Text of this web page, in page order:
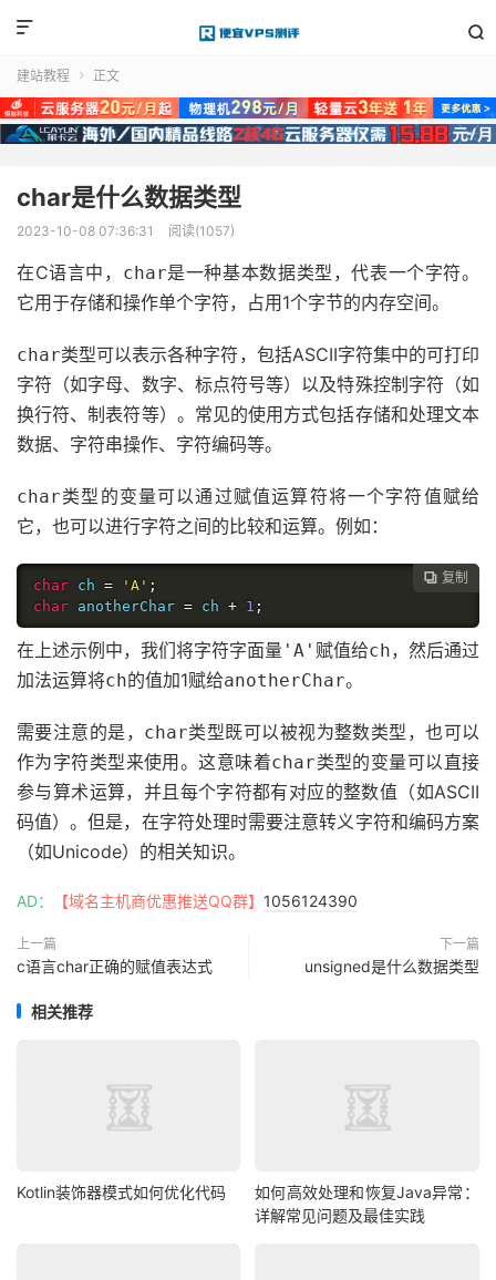


建站教程  正文
char是什么数据类型
2023-10-08 07:36:31 阅读(1057)
在C语言中， char是一种基本数据类型，代表一个字符。
它用于存储和操作单个字符，占用1个字节的内存空间。
char类型可以表示各种字符，包括ASCII字符集中的可打印
字符（如字母、数字、标点符号等）以及特殊控制字符（如
换行符、制表符等）。常见的使用方式包括存储和处理文本
数据、字符串操作、字符编码等。
char类型的变量可以通过赋值运算符将一个字符值赋给
它，也可以进行字符之间的比较和运算。例如：
 复制
char ch = 'A' ;
char anotherChar = ch + 1 ;
在上述示例中，我们将字符字面量 'A' 赋值给ch，然后通过
加法运算将ch的值加1赋给anotherChar。
需要注意的是， char类型既可以被视为整数类型，也可以
作为字符类型来使用。这意味着char类型的变量可以直接
参与算术运算，并且每个字符都有对应的整数值（如ASCII
码值）。但是，在字符处理时需要注意转义字符和编码方案
（如Unicode）的相关知识。
AD： 【域名主机商优惠推送QQ群】 1056124390
上一篇
c语言char正确的赋值表达式
下一篇
unsigned是什么数据类型
相关推荐
Kotlin装饰器模式如何优化代码
如何高效处理和恢复Java异常：
详解常见问题及最佳实践